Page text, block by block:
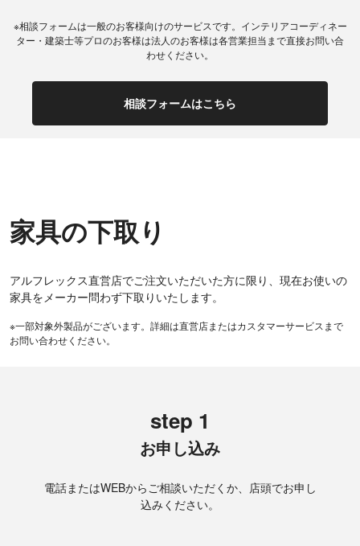
※相談フォームは一般のお客様向けのサービスです。インテリアコーディネー
ター・建築士等プロのお客様は法人のお客様は各営業担当まで直接お問い合
わせください。
相談フォームはこちら
家具の下取り
アルフレックス直営店でご注文いただいた方に限り、現在お使いの
家具をメーカー問わず下取りいたします。
※一部対象外製品がございます。詳細は直営店またはカスタマーサービスまで
お問い合わせください。
step 1
お申し込み
電話またはWEBからご相談いただくか、店頭でお申し
込みください。